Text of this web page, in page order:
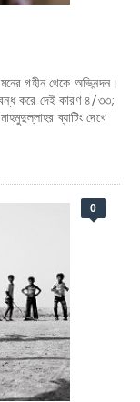
গহীন থেকে অভিনন্দন।
করে দেই কারণ ৪/৩৩;
ব্যাটিং দেখে
0